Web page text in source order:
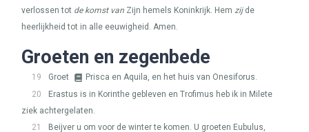
verlossen tot de komst van Zijn hemels Koninkrijk. Hem zijde
heerlijkheid tot in alle eeuwigheid. Amen.
Groeten en zegenbede
19 Groet
Prisca en Aquila, en het huis van Onesiforus.
20
Erastus is in Korinthe gebleven en Trofimus heb ik in Milete
ziek achtergelaten.
21
Beijver u om voor de winter te komen. U groeten Eubulus,